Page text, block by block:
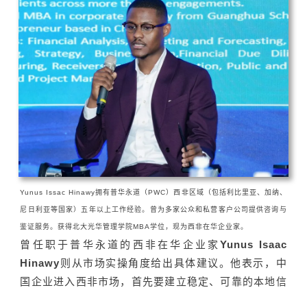
Yunus Issac Hinawy拥有普华永道（PWC）西非区域（包括利比里亚、加纳、
尼日利亚等国家）五年以上工作经验。曾为多家公众和私营客户公司提供咨询与
鉴证服务。获得北大光华管理学院MBA学位，现为西非在华企业家。
曾任职于普华永道的西非在华企业家Yunus Isaac
Hinawy则从市场实操角度给出具体建议。他表示，中
国企业进入西非市场，首先要建立稳定、可靠的本地信